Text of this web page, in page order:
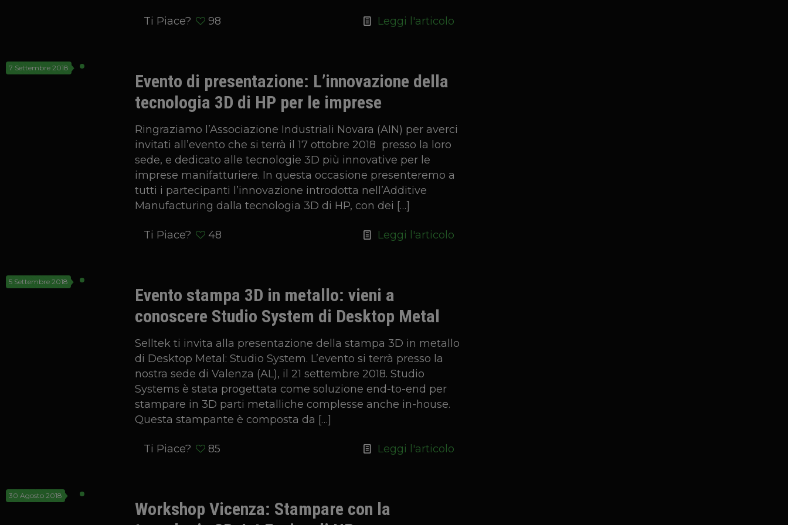
Ti Piace? 98 Leggi l'articolo
7 Settembre 2018
Evento di presentazione: L’innovazione della
tecnologia 3D di HP per le imprese
Ringraziamo l’Associazione Industriali Novara (AIN) per averci
invitati all’evento che si terrà il 17 ottobre 2018 presso la loro
sede, e dedicato alle tecnologie 3D più innovative per le
imprese manifatturiere. In questa occasione presenteremo a
tutti i partecipanti l’innovazione introdotta nell’Additive
Manufacturing dalla tecnologia 3D di HP, con dei […]
Ti Piace? 48 Leggi l'articolo
5 Settembre 2018
Evento stampa 3D in metallo: vieni a
conoscere Studio System di Desktop Metal
Selltek ti invita alla presentazione della stampa 3D in metallo
di Desktop Metal: Studio System. L’evento si terrà presso la
nostra sede di Valenza (AL), il 21 settembre 2018. Studio
Systems è stata progettata come soluzione end-to-end per
stampare in 3D parti metalliche complesse anche in-house.
Questa stampante è composta da […]
Ti Piace? 85 Leggi l'articolo
30 Agosto 2018
Workshop Vicenza: Stampare con la